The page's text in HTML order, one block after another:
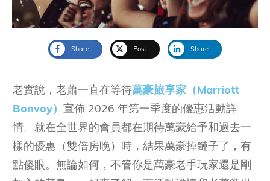
Share Post Share
老實說，老蕭一直在等待萬豪旅享家（Marriott
Bonvoy） 宣佈 2026 年第一季度的優惠活動詳
情。就在全世界的會員都在期待萬豪給予和過去一
樣的優惠（雙倍房晚）時，結果萬豪掉鏈子了，有
點傻眼。無論如何，不管你是萬豪老手玩家還是剛